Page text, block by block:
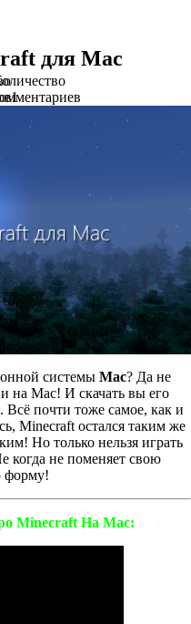
для Mac
1
системы Mac? Да не
на Mac! И скачать вы его
почти тоже самое, как и
Minecraft остался таким же
Но только нельзя играть
когда не поменяет свою
форму!
Minecraft На Mac: